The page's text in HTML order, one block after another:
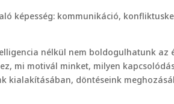
képesség: kommunikáció,
nélkül nem boldogulhatunk az
mi motivál minket, milyen
kialakításában, döntéseink